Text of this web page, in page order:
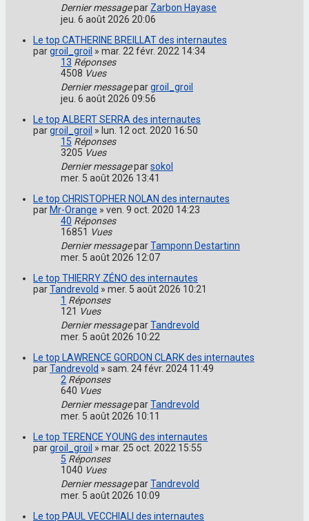
Dernier messagepar Zarbon Hayase
jeu. 6 août 2026 20:06
Le top CATHERINE BREILLAT des internautes
pargroil_groil » mar. 22 févr. 2022 14:34
13 Réponses
4508 Vues
Dernier messagepargroil_groil
jeu. 6 août 2026 09:56
Le top ALBERT SERRA des internautes
pargroil_groil » lun. 12 oct. 2020 16:50
15 Réponses
3205 Vues
Dernier messageparsokol
mer. 5 août 2026 13:41
Le top CHRISTOPHER NOLAN des internautes
parMr-Orange » ven. 9 oct. 2020 14:23
40 Réponses
16851 Vues
Dernier messageparTamponn Destartinn
mer. 5 août 2026 12:07
Le top THIERRY ZÉNO des internautes
parTandrevold » mer. 5 août 2026 10:21
1 Réponses
121 Vues
Dernier messageparTandrevold
mer. 5 août 2026 10:22
Le top LAWRENCE GORDON CLARK des internautes
parTandrevold » sam. 24 févr. 2024 11:49
2 Réponses
640 Vues
Dernier messageparTandrevold
mer. 5 août 2026 10:11
Le top TERENCE YOUNG des internautes
pargroil_groil » mar. 25 oct. 2022 15:55
5 Réponses
1040 Vues
Dernier messageparTandrevold
mer. 5 août 2026 10:09
Le top PAUL VECCHIALI des internautes